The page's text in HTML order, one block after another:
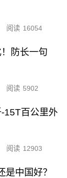
阅读 16054
防长一句
阅读 5902
15T百公里外
阅读 12903
中国好？